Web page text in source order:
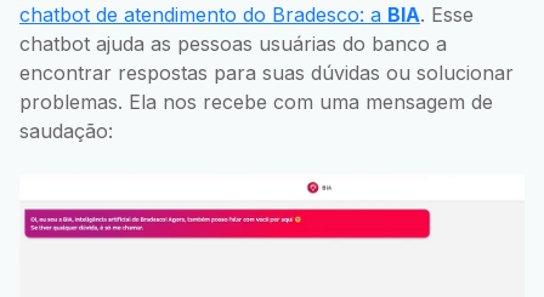
chatbot de atendimento do Bradesco: a BIA. Esse
chatbot ajuda as pessoas usuárias do banco a
encontrar respostas para suas dúvidas ou solucionar
problemas. Ela nos recebe com uma mensagem de
saudação: